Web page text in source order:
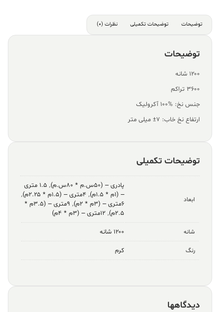
توضیحات توضیحات تکمیلی نظرات (0)
توضیحات
۱۲۰۰ شانه
۳۶۰۰ تراکم
جنس نخ: %100 آکرولیک
ارتفاع نخ خاب: ۷± میلی متر
توضیحات تکمیلی
ابعاد
پادری – (۵۰س.م * ۸۰س.م) ,
۱.۵ متری
– (۱م * ۱.۵م)
, ۴متری – (۱.۵م * ۲.۲۵م)
,
۶متری – (۳م * ۲م)
,
۹متری – (۳.۵م *
۲.۵م)
, ۱۲متری – (۳م * ۴م)
شانه ۱۲۰۰ شانه
رنگ کرم
دیدگاهها